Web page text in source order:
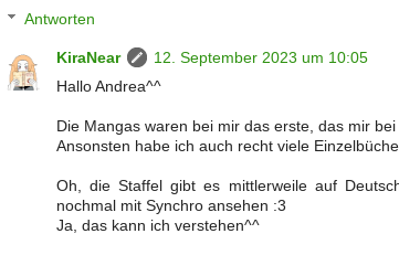
Antworten
KiraNear
12. September 2023 um 10:05
Hallo Andrea^^
Die Mangas waren bei mir das erste, das mir
Ansonsten habe ich auch recht viele
Oh, die Staffel gibt es mittlerweile auf
nochmal mit Synchro ansehen :3
Ja, das kann ich verstehen^^